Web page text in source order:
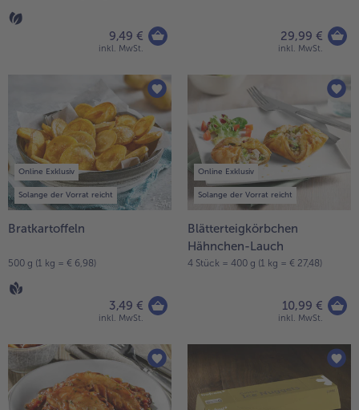
9,49 €
inkl. MwSt.
29,99 €
inkl. MwSt.
Online Exklusiv
Solange der Vorrat reicht
Bratkartoffeln
500 g (1 kg = € 6,98)
3,49 €
inkl. MwSt.
Online Exklusiv
Solange der Vorrat reicht
Blätterteigkörbchen
Hähnchen-Lauch
4 Stück = 400 g (1 kg = € 27,48)
10,99 €
inkl. MwSt.